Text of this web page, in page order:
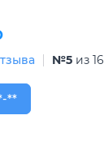
№5 из 16
55
**